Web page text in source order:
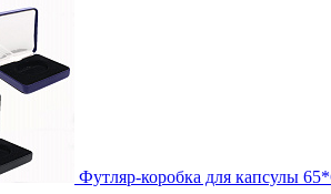
Футляр-коробка для капсулы